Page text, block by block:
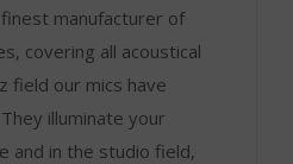
manufacturer of
covering all acoustical
field our mics have
illuminate your
and in the studio field,